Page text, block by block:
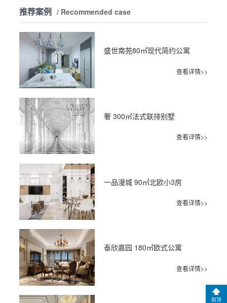
推荐案例 / Recommended case
盛世南苑80㎡现代简约公寓
查看详情>>
奢 300㎡法式联排别墅
查看详情>>
一品漫城 90㎡北欧小3房
查看详情>>
泰欣嘉园 180㎡欧式公寓
查看详情>>
到顶